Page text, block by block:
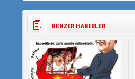
BENZER HABERLER